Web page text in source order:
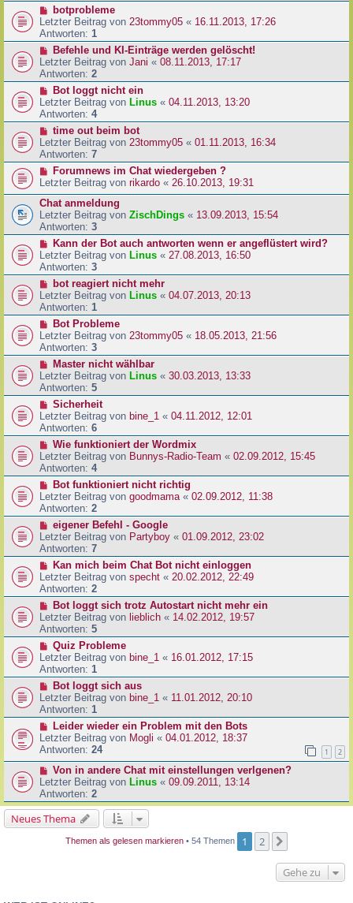
botprobleme
Letzter Beitrag von 23tommy05 « 16.11.2013, 17:26
Antworten: 1
Befehle und KI-Einträge werden gelöscht!
Letzter Beitrag von Jani « 08.11.2013, 17:17
Antworten: 2
Bot loggt nicht ein
Letzter Beitrag von Linus « 04.11.2013, 13:20
Antworten: 4
time out beim bot
Letzter Beitrag von 23tommy05 « 01.11.2013, 16:34
Antworten: 7
Forumnews im Chat wiedergeben ?
Letzter Beitrag von rikardo « 26.10.2013, 19:31
Chat anmeldung
Letzter Beitrag von ZischDings « 13.09.2013, 15:54
Antworten: 3
Kann der Bot auch antworten wenn er angeflüstert wird?
Letzter Beitrag von Linus « 27.08.2013, 16:50
Antworten: 3
bot reagiert nicht mehr
Letzter Beitrag von Linus « 04.07.2013, 20:13
Antworten: 1
Bot Probleme
Letzter Beitrag von 23tommy05 « 18.05.2013, 21:56
Antworten: 3
Master nicht wählbar
Letzter Beitrag von Linus « 30.03.2013, 13:33
Antworten: 5
Sicherheit
Letzter Beitrag von bine_1 « 04.11.2012, 12:01
Antworten: 6
Wie funktioniert der Wordmix
Letzter Beitrag von Bunnys-Radio-Team « 02.09.2012, 15:45
Antworten: 4
Bot funktioniert nicht richtig
Letzter Beitrag von goodmama « 02.09.2012, 11:38
Antworten: 2
eigener Befehl - Google
Letzter Beitrag von Partyboy « 01.09.2012, 23:02
Antworten: 7
Kan mich beim Chat Bot nicht einloggen
Letzter Beitrag von specht « 20.02.2012, 22:49
Antworten: 2
Bot loggt sich trotz Autostart nicht mehr ein
Letzter Beitrag von lieblich « 14.02.2012, 19:57
Antworten: 5
Quiz Probleme
Letzter Beitrag von bine_1 « 16.01.2012, 17:15
Antworten: 1
Bot loggt sich aus
Letzter Beitrag von bine_1 « 11.01.2012, 20:10
Antworten: 1
Leider wieder ein Problem mit den Bots
Letzter Beitrag von Mogli « 04.01.2012, 18:37
Antworten: 24 1 2
Von in andere Chat mit einstellungen verlgenen?
Letzter Beitrag von Linus « 09.09.2011, 13:14
Antworten: 2
Neues Thema
Themen als gelesen markieren • 54 Themen 1 2
Gehe zu